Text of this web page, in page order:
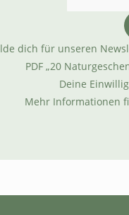
dich für unseren
PDF „20
Deine
Mehr Informationen